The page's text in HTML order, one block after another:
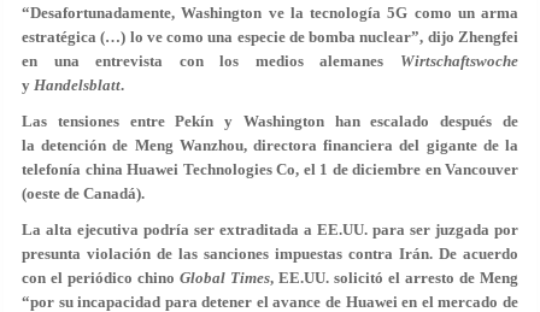
“Desafortunadamente, Washington ve la tecnología 5G como un arma
estratégica (…) lo ve como una especie de bomba nuclear”, dijo Zhengfei
en una entrevista con los medios alemanes Wirtschaftswoche
y Handelsblatt.
Las tensiones entre Pekín y Washington han escalado después de
la detención de Meng Wanzhou, directora financiera del gigante de la
telefonía china Huawei Technologies Co, el 1 de diciembre en Vancouver
(oeste de Canadá).
La alta ejecutiva podría ser extraditada a EE.UU. para ser juzgada por
presunta violación de las sanciones impuestas contra Irán. De acuerdo
con el periódico chino Global Times, EE.UU. solicitó el arresto de Meng
“por su incapacidad para detener el avance de Huawei en el mercado de